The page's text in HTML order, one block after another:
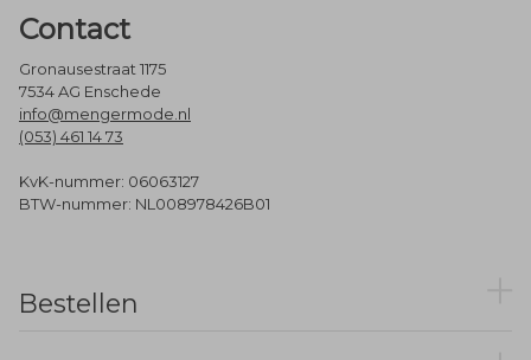
Contact
Gronausestraat 1175
7534 AG Enschede
info@mengermode.nl
(053) 461 14 73
KvK-nummer: 06063127
BTW-nummer: NL008978426B01
Bestellen